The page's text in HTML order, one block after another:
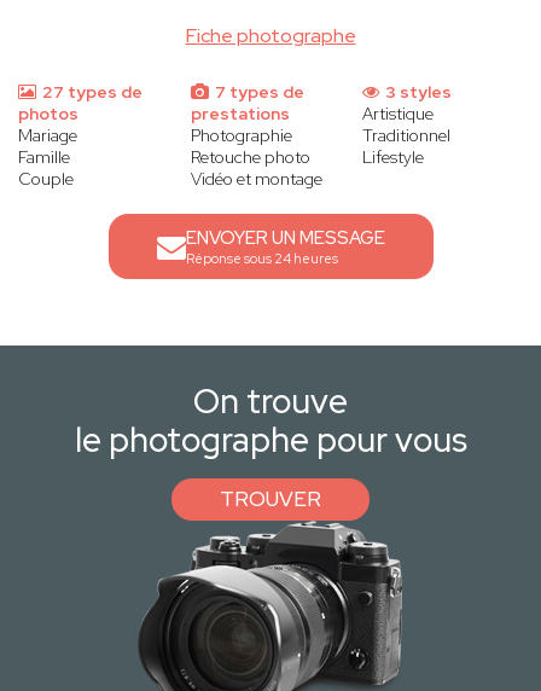
Fiche photographe
27 types de
photos
Mariage
Famille
Couple
7 types de
prestations
Photographie
Retouche photo
Vidéo et montage
3 styles
Artistique
Traditionnel
Lifestyle
ENVOYER UN MESSAGE
Réponse sous 24 heures
On trouve
le photographe pour vous
TROUVER